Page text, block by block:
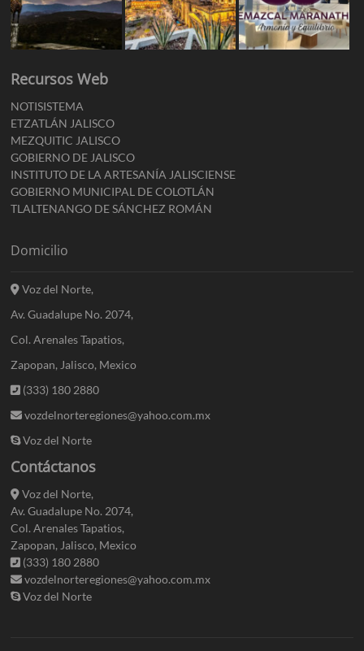
Recursos Web
NOTISISTEMA
ETZATLÁN JALISCO
MEZQUITIC JALISCO
GOBIERNO DE JALISCO
INSTITUTO DE LA ARTESANÍA JALISCIENSE
GOBIERNO MUNICIPAL DE COLOTLÁN
TLALTENANGO DE SÁNCHEZ ROMÁN
Domicilio
Voz del Norte,
Av. Guadalupe No. 2074,
Col. Arenales Tapatios,
Zapopan, Jalisco, Mexico
(333) 180 2880
vozdelnorteregiones@yahoo.com.mx
Voz del Norte
Contáctanos
Voz del Norte,
Av. Guadalupe No. 2074,
Col. Arenales Tapatios,
Zapopan, Jalisco, Mexico
(333) 180 2880
vozdelnorteregiones@yahoo.com.mx
Voz del Norte